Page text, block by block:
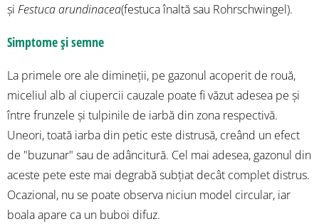
și Festuca arundinacea(festuca înaltă sau Rohrschwingel).
Simptome și semne
La primele ore ale dimineții, pe gazonul acoperit de rouă,
miceliul alb al ciupercii cauzale poate fi văzut adesea pe și
între frunzele și tulpinile de iarbă din zona respectivă.
Uneori, toată iarba din petic este distrusă, creând un efect
de "buzunar" sau de adâncitură. Cel mai adesea, gazonul din
aceste pete este mai degrabă subțiat decât complet distrus.
Ocazional, nu se poate observa niciun model circular, iar
boala apare ca un buboi difuz.